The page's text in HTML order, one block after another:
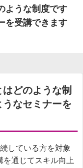
ような制度です
を受講できます
はどのような制
なセミナーを
している方を対象
を通じてスキル向上